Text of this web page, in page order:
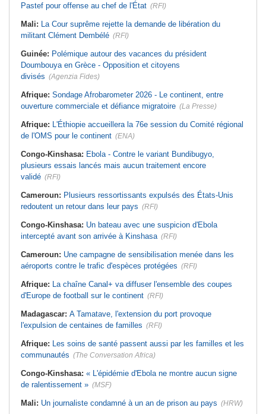
Pastef pour offense au chef de l'État (RFI)
Mali: La Cour suprême rejette la demande de libération du
militant Clément Dembélé (RFI)
Guinée: Polémique autour des vacances du président
Doumbouya en Grèce - Opposition et citoyens
divisés (Agenzia Fides)
Afrique: Sondage Afrobarometer 2026 - Le continent, entre
ouverture commerciale et défiance migratoire (La Presse)
Afrique: L'Éthiopie accueillera la 76e session du Comité régional
de l'OMS pour le continent (ENA)
Congo-Kinshasa: Ebola - Contre le variant Bundibugyo,
plusieurs essais lancés mais aucun traitement encore
validé (RFI)
Cameroun: Plusieurs ressortissants expulsés des États-Unis
redoutent un retour dans leur pays (RFI)
Congo-Kinshasa: Un bateau avec une suspicion d'Ebola
intercepté avant son arrivée à Kinshasa (RFI)
Cameroun: Une campagne de sensibilisation menée dans les
aéroports contre le trafic d'espèces protégées (RFI)
Afrique: La chaîne Canal+ va diffuser l'ensemble des coupes
d'Europe de football sur le continent (RFI)
Madagascar: A Tamatave, l'extension du port provoque
l'expulsion de centaines de familles (RFI)
Afrique: Les soins de santé passent aussi par les familles et les
communautés (The Conversation Africa)
Congo-Kinshasa: « L'épidémie d'Ebola ne montre aucun signe
de ralentissement » (MSF)
Mali: Un journaliste condamné à un an de prison au pays (HRW)